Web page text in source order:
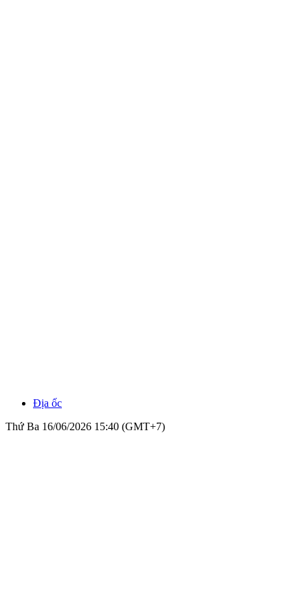
Địa ốc
Thứ Ba 16/06/2026 15:40 (GMT+7)